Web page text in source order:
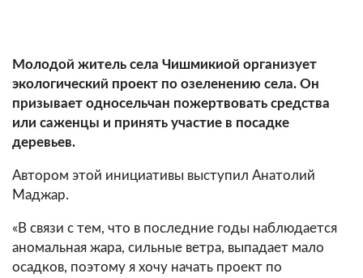
Молодой житель села Чишмикиой организует
экологический проект по озеленению села. Он
призывает односельчан пожертвовать средства
или саженцы и принять участие в посадке
деревьев.
Автором этой инициативы выступил Анатолий
Маджар.
«В связи с тем, что в последние годы наблюдается
аномальная жара, сильные ветра, выпадает мало
осадков, поэтому я хочу начать проект по